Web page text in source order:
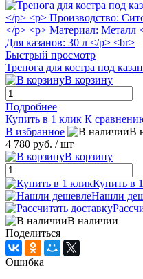
Быстрый просмотр
Тренога для костра под
В корзину
Подробнее
Купить в 1 клик К
В избранное
В
4 780 руб. / шт
В корзину
Купить в
Нашли
В наличии
Поделиться
Ошибка